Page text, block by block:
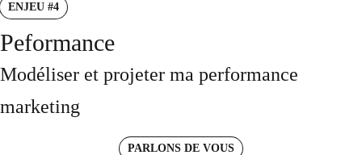
ENJEU #4
Peformance
Modéliser et projeter ma performance
marketing
PARLONS DE VOUS